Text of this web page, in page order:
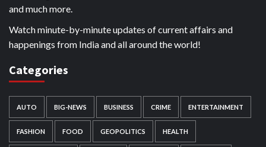
and much more.
Watch minute-by-minute updates of current affairs and
happenings from India and all around the world!
Categories
AUTO BIG-NEWS BUSINESS CRIME ENTERTAINMENT
FASHION FOOD GEOPOLITICS HEALTH